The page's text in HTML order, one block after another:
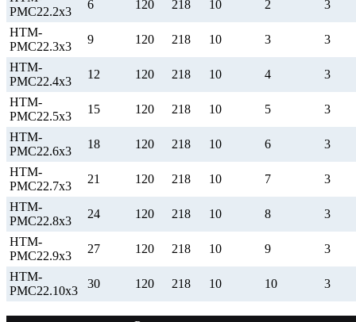
РМС22.2х3
6 120 218 10 2 3
НТМ-
РМС22.3х3
9 120 218 10 3 3
НТМ-
РМС22.4х3
12 120 218 10 4 3
НТМ-
РМС22.5х3
15 120 218 10 5 3
НТМ-
РМС22.6х3
18 120 218 10 6 3
НТМ-
РМС22.7х3
21 120 218 10 7 3
НТМ-
РМС22.8х3
24 120 218 10 8 3
НТМ-
РМС22.9х3
27 120 218 10 9 3
НТМ-
РМС22.10х3
30 120 218 10 10 3